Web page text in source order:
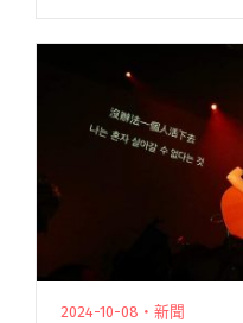
〈Chubby〉後，隨
人啟事於昨日（10/
靜〉，講述減去語言
全新療癒單曲〈靜靜
計畫進入倒數階段"
2024-10-08・新聞